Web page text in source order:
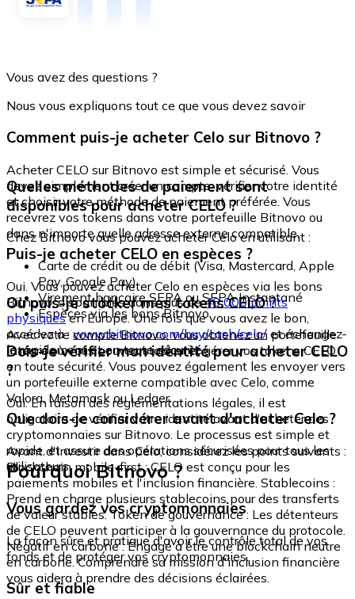
Vous avez des questions ?
Nous vous expliquons tout ce que vous devez savoir
Comment puis-je acheter Celo sur Bitnovo ?
Acheter CELO sur Bitnovo est simple et sécurisé. Vous
devez simplement créer un compte, vérifier votre identité
et choisir votre méthode de paiement préférée. Vous
recevrez vos tokens dans votre portefeuille Bitnovo ou
dans n'importe quelle adresse externe compatible.
Quelles méthodes de paiement sont
disponibles pour acheter CELO ?
Chez Bitnovo vous pouvez acheter Celo en utilisant :
Carte de crédit ou de débit (Visa, Mastercard, Apple
Pay, Google Pay)
Virement bancaire SEPA ou SEPA Instantané
Espèces via les bons Bitnovo
Puis-je acheter CELO en espèces ?
Oui. Vous pouvez acheter Celo en espèces via les bons
Bitnovo, disponibles dans plus de40 000 points
physiquesen Europe. Une fois que vous avez le bon,
accédez à : www.bitnovo.com/buy/cash/celo/ et échangez-
le rapidement et en toute sécurité.
Où puis-je stocker mes tokens CELO ?
Avec votre compte Bitnovo, vous obtenez un portefeuille
intégré où vous pouvez stocker et gérer vos tokens CELO
en toute sécurité. Vous pouvez également les envoyer vers
un portefeuille externe compatible avec Celo, comme
Valora, Metamask ou Ledger.
Dois-je vérifier mon identité pour acheter CELO
?
Oui. En raison des réglementations légales, il est
obligatoire de vérifier votre identité avant d'acheter des
cryptomonnaies sur Bitnovo. Le processus est simple et
rapide, et assure des opérations sécurisées pour tous les
utilisateurs.
Que dois-je considérer avant d'acheter Celo ?
Avant d'investir dans Celo, considérez les points suivants :
Blockchain mobile-first : CELO est conçu pour les
paiements mobiles et l'inclusion financière. Stablecoins :
Prend en charge plusieurs stablecoins pour des transferts
de valeur stables. Token de gouvernance : Les détenteurs
de CELO peuvent participer à la gouvernance du protocole.
Négatif en carbone : Engagé à être une blockchain neutre
en carbone. Comprendre sa mission d'inclusion financière
vous aidera à prendre des décisions éclairées.
Pourquoi Bitnovo ?
Vous gardez vos cryptomonnaies
La façon sûre et pratique d'avoir le contrôle total de vos
fonds et de protéger vos cryptomonnaies.
Sûr et fiable